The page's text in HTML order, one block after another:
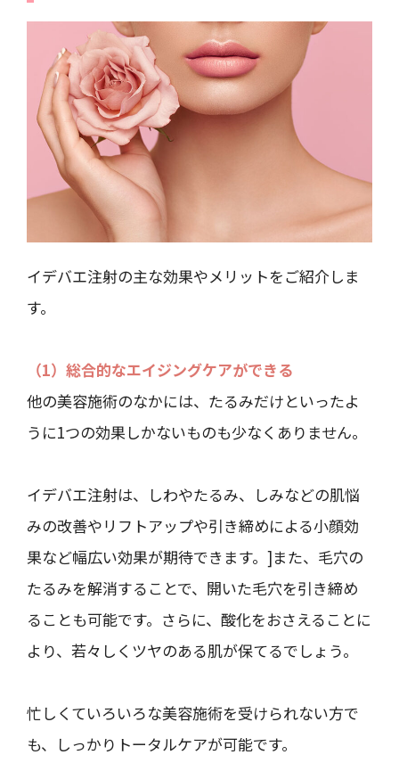
イデバエ注射の主な効果やメリットをご紹介しま
す。
（1）総合的なエイジングケアができる
他の美容施術のなかには、たるみだけといったよ
うに1つの効果しかないものも少なくありません。
イデバエ注射は、しわやたるみ、しみなどの肌悩
みの改善やリフトアップや引き締めによる小顔効
果など幅広い効果が期待できます。]また、毛穴の
たるみを解消することで、開いた毛穴を引き締め
ることも可能です。さらに、酸化をおさえることに
より、若々しくツヤのある肌が保てるでしょう。
忙しくていろいろな美容施術を受けられない方で
も、しっかりトータルケアが可能です。